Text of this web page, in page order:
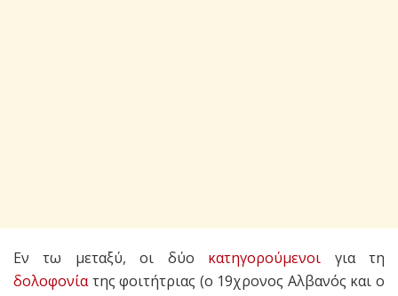
Εν τω μεταξύ, οι δύο κατηγορούμενοι για τη
δολοφονίατης φοιτήτριας (ο 19χρονος Αλβανός και ο